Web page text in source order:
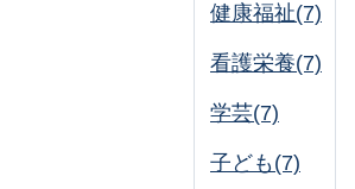
健康福祉(7)
看護栄養(7)
学芸(7)
子ども(7)